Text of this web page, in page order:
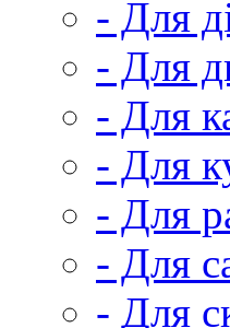
- Для
- Для
- Для
- Для
- Для
- Для
- Для